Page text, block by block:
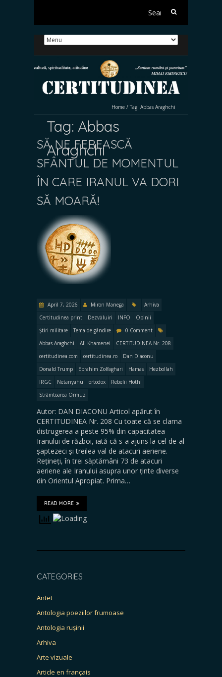
Search
Home / Tag: Abbas Araghchi
Tag: Abbas
Araghchi
SĂ NE FEREASCĂ
SFÂNTUL DE MOMENTUL
ÎN CARE IRANUL VA DORI
SĂ MOARĂ!
April 7, 2026 Miron Manega
Arhiva
Certitudinea print
Dezvăluiri INFO
Opinii
Știri militare
Tema de gândire
0 Comment
Abbas Araghchi
Ali Khamenei
CERTITUDINEA Nr. 208
certitudinea.com
certitudinea.ro
Dan Diaconu
Donald Trump
Ebrahim Zolfaghari Hamas
Hezbollah
IRGC
Netanyahu ortodox
Rebelii Hothi
Strâmtoarea Ormuz
Autor: DAN DIACONU Articol apărut în
CERTITUDINEA Nr. 208 Cu toate că se clama
distrugerea a peste 95% din capacitatea
Iranului de război, iată că s-a ajuns la cel de-al
șaptezeci și treilea val de atacuri aeriene.
Rețineți, în trei săptămâni 73 de atacuri
aeriene ale Iranului asupra unor ținte diverse
din Orientul Apropiat. Prima…
READ MORE
CATEGORIES
Antet
Antologia poeziilor frumoase
Antologia rușinii
Arhiva
Arte vizuale
Article en français